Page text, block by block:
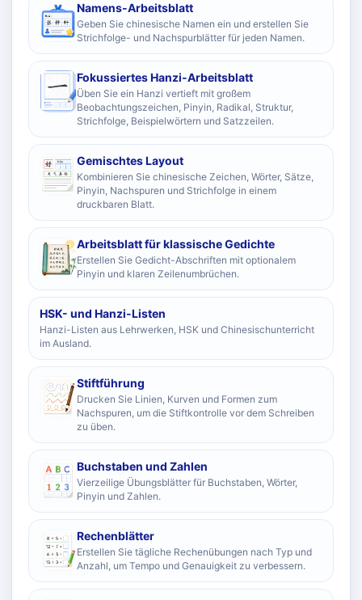
Namens-Arbeitsblatt
Geben Sie chinesische Namen ein und erstellen Sie
Strichfolge- und Nachspurblätter für jeden Namen.
Fokussiertes Hanzi-Arbeitsblatt
Üben Sie ein Hanzi vertieft mit großem
Beobachtungszeichen, Pinyin, Radikal, Struktur,
Strichfolge, Beispielwörtern und Satzzeilen.
Gemischtes Layout
Kombinieren Sie chinesische Zeichen, Wörter, Sätze,
Pinyin, Nachspuren und Strichfolge in einem
druckbaren Blatt.
Arbeitsblatt für klassische Gedichte
Erstellen Sie Gedicht-Abschriften mit optionalem
Pinyin und klaren Zeilenumbrüchen.
HSK- und Hanzi-Listen
Hanzi-Listen aus Lehrwerken, HSK und Chinesischunterricht
im Ausland.
Stiftführung
Drucken Sie Linien, Kurven und Formen zum
Nachspuren, um die Stiftkontrolle vor dem Schreiben
zu üben.
Buchstaben und Zahlen
Vierzeilige Übungsblätter für Buchstaben, Wörter,
Pinyin und Zahlen.
Rechenblätter
Erstellen Sie tägliche Rechenübungen nach Typ und
Anzahl, um Tempo und Genauigkeit zu verbessern.